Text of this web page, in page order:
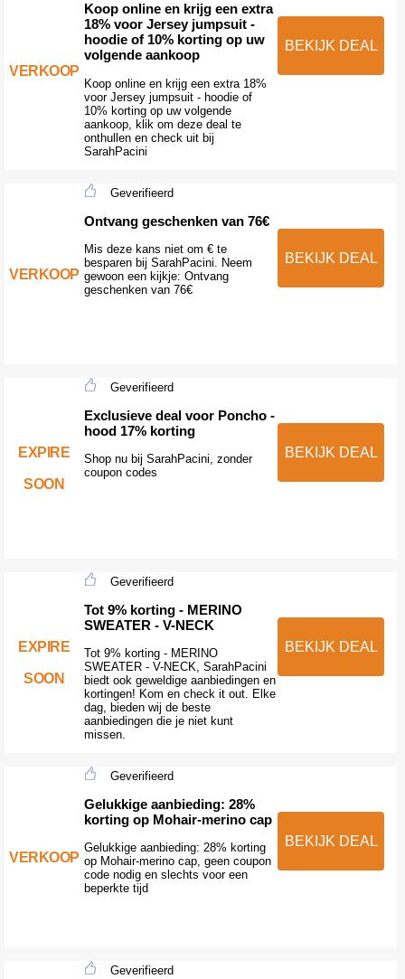
VERKOOP
Koop online en krijg een extra
18% voor Jersey jumpsuit -
hoodie of 10% korting op uw
volgende aankoop
Koop online en krijg een extra 18%
voor Jersey jumpsuit - hoodie of
10% korting op uw volgende
aankoop, klik om deze deal te
onthullen en check uit bij
SarahPacini
BEKIJK DEAL
VERKOOP
Geverifieerd
Ontvang geschenken van 76€
Mis deze kans niet om € te
besparen bij SarahPacini. Neem
gewoon een kijkje: Ontvang
geschenken van 76€
BEKIJK DEAL
EXPIRE
SOON
Geverifieerd
Exclusieve deal voor Poncho -
hood 17% korting
Shop nu bij SarahPacini, zonder
coupon codes
BEKIJK DEAL
EXPIRE
SOON
Geverifieerd
Tot 9% korting - MERINO
SWEATER - V-NECK
Tot 9% korting - MERINO
SWEATER - V-NECK, SarahPacini
biedt ook geweldige aanbiedingen en
kortingen! Kom en check it out. Elke
dag, bieden wij de beste
aanbiedingen die je niet kunt
missen.
BEKIJK DEAL
VERKOOP
Geverifieerd
Gelukkige aanbieding: 28%
korting op Mohair-merino cap
Gelukkige aanbieding: 28% korting
op Mohair-merino cap, geen coupon
code nodig en slechts voor een
beperkte tijd
BEKIJK DEAL
Geverifieerd